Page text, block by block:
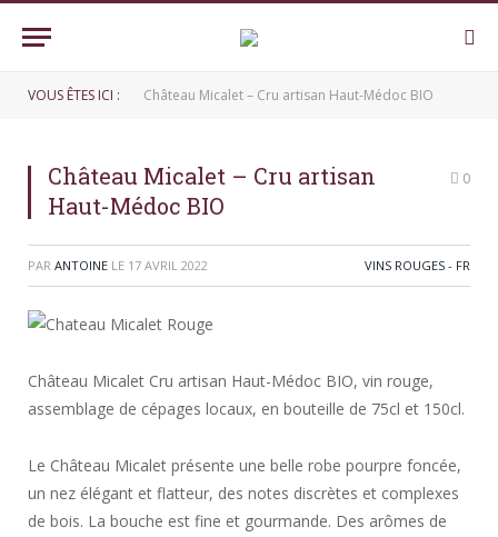
VOUS ÊTES ICI : Château Micalet – Cru artisan Haut-Médoc BIO
Château Micalet – Cru artisan
Haut-Médoc BIO
0
PAR ANTOINE LE 17 AVRIL 2022 VINS ROUGES - FR
Château Micalet Cru artisan Haut-Médoc BIO, vin rouge,
assemblage de cépages locaux, en bouteille de 75cl et 150cl.
Le Château Micalet présente une belle robe pourpre foncée,
un nez élégant et flatteur, des notes discrètes et complexes
de bois. La bouche est fine et gourmande. Des arômes de